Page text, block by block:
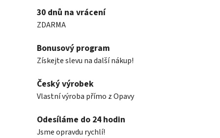
30 dnů na vrácení
ZDARMA
Bonusový program
Získejte slevu na další nákup!
Český výrobek
Vlastní výroba přímo z Opavy
Odesíláme do 24 hodin
Jsme opravdu rychlí!